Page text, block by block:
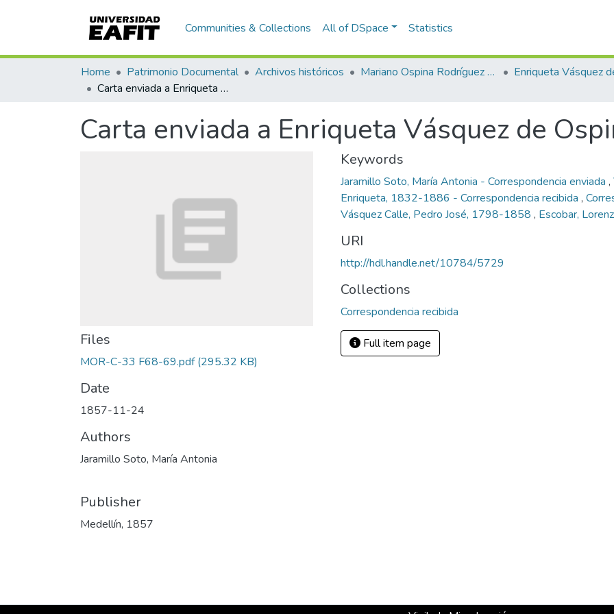
Communities & Collections All of DSpace Statistics
Home Patrimonio Documental Archivos históricos Mariano Ospina Rodríguez (1826 -1912)
Carta enviada a Enriqueta Vásquez de Ospina, Bogotá
Carta enviada a Enriqueta Vásquez de
Files
MOR-C-33 F68-69.pdf(295.32 KB)
Date
1857-11-24
Authors
Jaramillo Soto, María Antonia
Publisher
Medellín, 1857
Keywords
Jaramillo Soto, María Antonia - Correspondencia enviada ,
Enriqueta, 1832-1886 - Correspondencia recibida ,
Vásquez Calle, Pedro José, 1798-1858 , Escobar,
URI
http://hdl.handle.net/10784/5729
Collections
Correspondencia recibida
Full item page